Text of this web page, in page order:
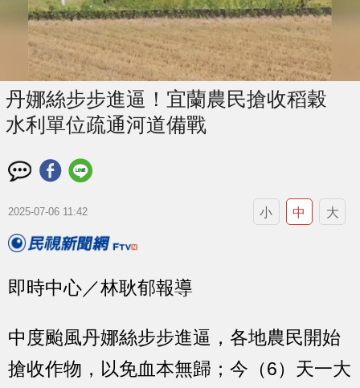
丹娜絲步步進逼！宜蘭農民搶收稻穀
水利單位疏通河道備戰
2025-07-06 11:42 小 中 大
即時中心／林耿郁報導
中度颱風丹娜絲步步進逼，各地農民開始
搶收作物，以免血本無歸；今（6）天一大